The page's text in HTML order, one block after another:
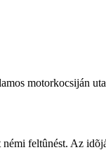
motorkocsiján
feltûnést. Az